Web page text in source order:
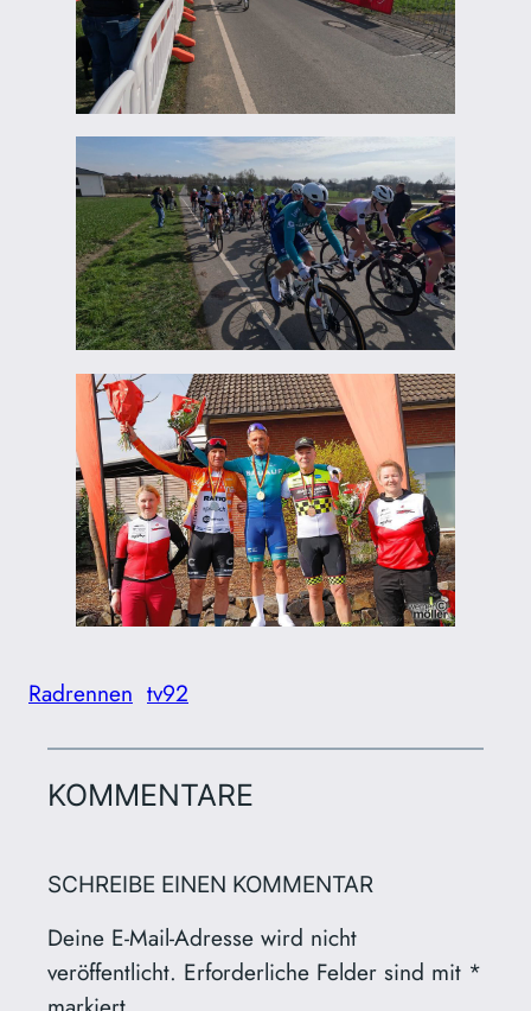
Radrennen tv92
KOMMENTARE
SCHREIBE EINEN KOMMENTAR
Deine E-Mail-Adresse wird nicht
veröffentlicht. Erforderliche Felder sind mit *